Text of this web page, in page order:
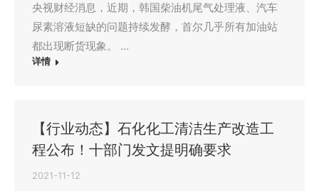
央视财经消息，近期，韩国柴油机尾气处理液、汽车
尿素溶液短缺的问题持续发酵，首尔几乎所有加油站
都出现断货现象。 …
详情
【行业动态】石化化工清洁生产改造工
程公布！十部门发文提明确要求
2021-11-12